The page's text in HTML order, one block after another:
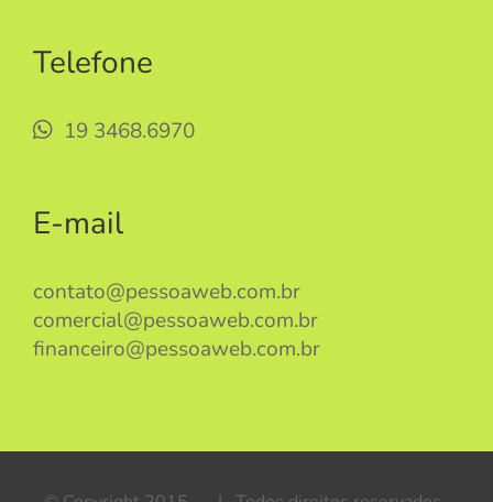
Telefone
19 3468.6970
E-mail
contato@pessoaweb.com.br
comercial@pessoaweb.com.br
financeiro@pessoaweb.com.br